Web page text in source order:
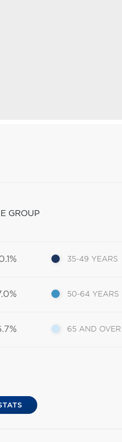
GROUP
35-49 YEARS
50-64 YEARS
65 AND OVER